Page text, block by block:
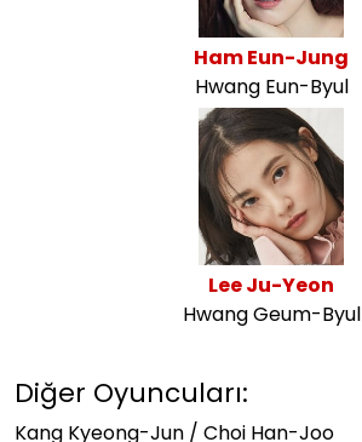
Ham Eun-Jung
Hwang Eun-Byul
Lee Ju-Yeon
Hwang Geum-Byul
Diğer Oyuncuları:
Kang Kyeong-Jun / Choi Han-Joo